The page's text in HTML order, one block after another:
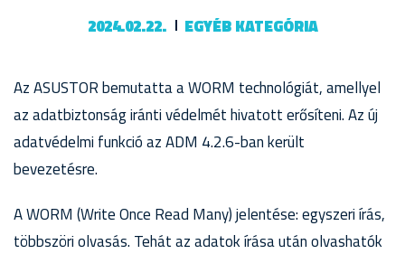
2024.02.22. EGYÉB KATEGÓRIA
Az ASUSTOR bemutatta a WORM technológiát, amellyel
az adatbiztonság iránti védelmét hivatott erősíteni. Az új
adatvédelmi funkció az ADM 4.2.6-ban került
bevezetésre.
A WORM (Write Once Read Many) jelentése: egyszeri írás,
többszöri olvasás. Tehát az adatok írása után olvashatók